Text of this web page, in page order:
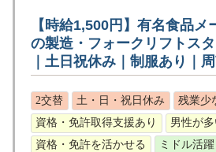
ブログ
【時給1,500円】有名食品メ
の製造・フォークリフトス
｜土日祝休み｜制服あり｜
2交替 土・日・祝日休み
残業少
資格・免許取得支援あり
男性が
資格・免許を活かせる
ミドル活躍